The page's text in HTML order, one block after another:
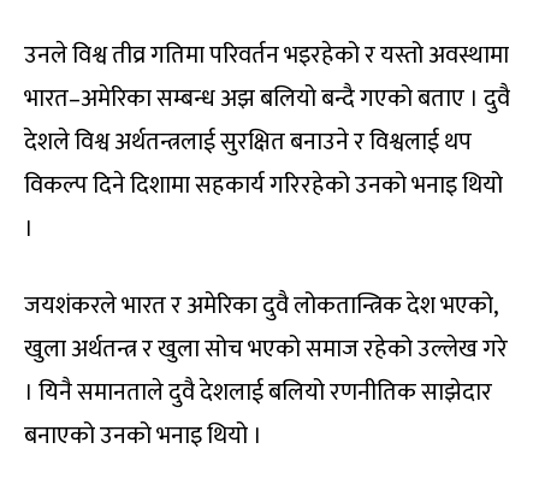
उनले विश्व तीव्र गतिमा परिवर्तन भइरहेको र यस्तो अवस्थामा
भारत–अमेरिका सम्बन्ध अझ बलियो बन्दै गएको बताए । दुवै
देशले विश्व अर्थतन्त्रलाई सुरक्षित बनाउने र विश्वलाई थप
विकल्प दिने दिशामा सहकार्य गरिरहेको उनको भनाइ थियो
।
जयशंकरले भारत र अमेरिका दुवै लोकतान्त्रिक देश भएको,
खुला अर्थतन्त्र र खुला सोच भएको समाज रहेको उल्लेख गरे
। यिनै समानताले दुवै देशलाई बलियो रणनीतिक साझेदार
बनाएको उनको भनाइ थियो ।